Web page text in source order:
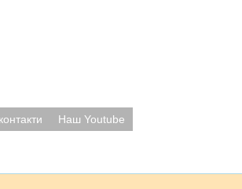
Наш Youtube